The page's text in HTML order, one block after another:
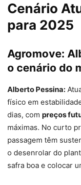
Cenário
para 2025
Agromove:
o cenário do
Alberto Pessina:
físico em
dias, com preços
máximas. No curto
passagem têm
o desenrolar do
safra boa e colocar